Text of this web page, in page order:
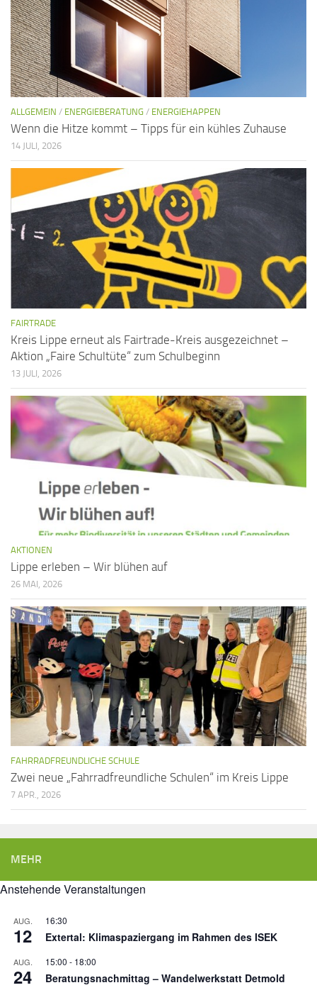
ALLGEMEIN / ENERGIEBERATUNG / ENERGIEHAPPEN
Wenn die Hitze kommt – Tipps für ein kühles Zuhause
14 JULI, 2026
FAIRTRADE
Kreis Lippe erneut als Fairtrade-Kreis ausgezeichnet –
Aktion „Faire Schultüte“ zum Schulbeginn
13 JULI, 2026
AKTIONEN
Lippe erleben – Wir blühen auf
26 MAI, 2026
FAHRRADFREUNDLICHE SCHULE
Zwei neue „Fahrradfreundliche Schulen“ im Kreis Lippe
7 APR., 2026
MEHR
Anstehende Veranstaltungen
AUG.
12
16:30
Extertal: Klimaspaziergang im Rahmen des ISEK
AUG.
24
15:00 - 18:00
Beratungsnachmittag – Wandelwerkstatt Detmold